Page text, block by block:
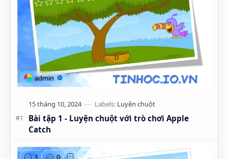
Bài tập 1 - Luyện chuột với trò chơi Apple
Catch